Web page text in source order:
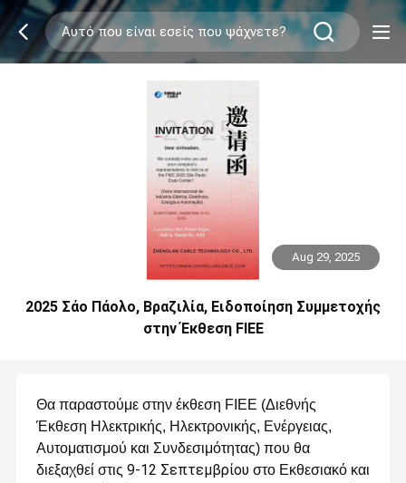
Aug 29, 2025
2025 Σάο Πάολο, Βραζιλία, Ειδοποίηση Συμμετοχής
στην Έκθεση FIEE
Θα παραστούμε στην έκθεση FIEE (Διεθνής
Έκθεση Ηλεκτρικής, Ηλεκτρονικής, Ενέργειας,
Αυτοματισμού και Συνδεσιμότητας) που θα
διεξαχθεί στις 9-12 Σεπτεμβρίου στο Εκθεσιακό και